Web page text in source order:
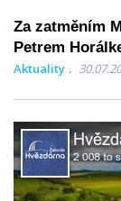
Za zatměním
Petrem
Aktuality